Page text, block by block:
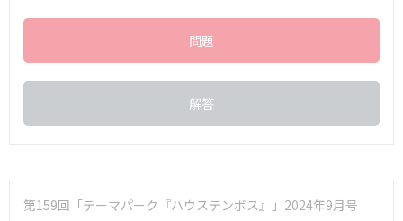
問題
解答
第159回「テーマパーク『ハウステンボス』」2024年9月号